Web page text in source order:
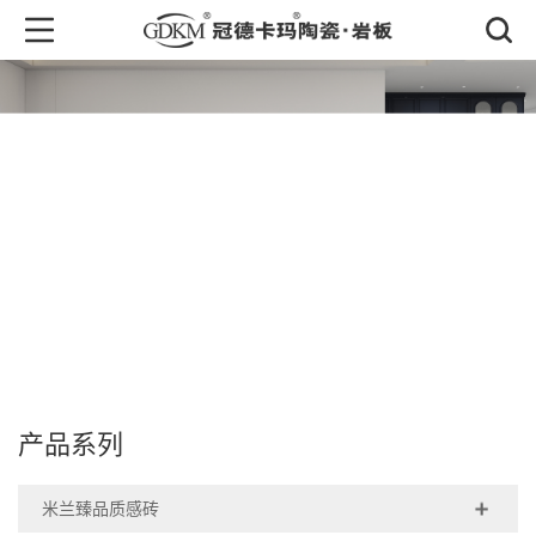
产品系列
米兰臻品质感砖